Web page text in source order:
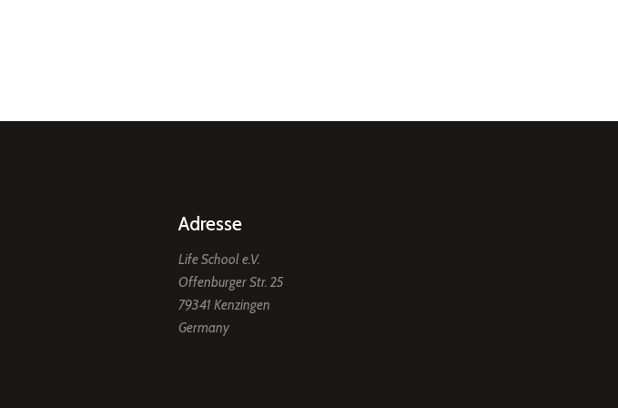
Adresse
Life School e.V.
Offenburger Str. 25
79341 Kenzingen
Germany